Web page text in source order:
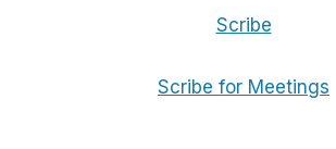
Scribe
Scribe for Meetings